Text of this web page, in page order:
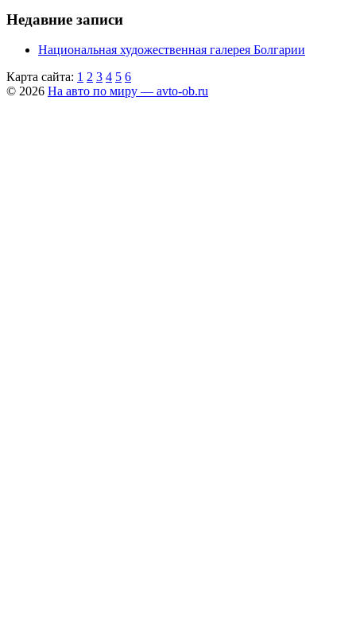
Недавние записи
Национальная художественная галерея Болгарии
Карта сайта: 1 2 3 4 5 6
© 2026 На авто по миру — avto-ob.ru